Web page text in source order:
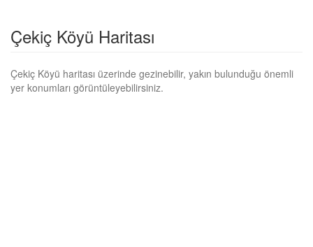
Çekiç Köyü Haritası
Çekiç Köyü haritası üzerinde gezinebilir, yakın bulunduğu önemli
yer konumları görüntüleyebilirsiniz.